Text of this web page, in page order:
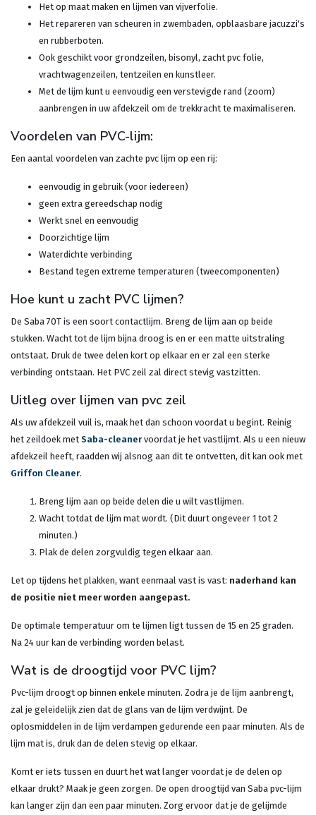
Het op maat maken en lijmen van vijverfolie.
Het repareren van scheuren in zwembaden, opblaasbare jacuzzi's
en rubberboten.
Ook geschikt voor grondzeilen, bisonyl, zacht pvc folie,
vrachtwagenzeilen, tentzeilen en kunstleer.
Met de lijm kunt u eenvoudig een verstevigde rand (zoom)
aanbrengen in uw afdekzeil om de trekkracht te maximaliseren.
Voordelen van PVC-lijm:
Een aantal voordelen van zachte pvc lijm op een rij:
eenvoudig in gebruik (voor iedereen)
geen extra gereedschap nodig
Werkt snel en eenvoudig
Doorzichtige lijm
Waterdichte verbinding
Bestand tegen extreme temperaturen (tweecomponenten)
Hoe kunt u zacht PVC lijmen?
De Saba 70T is een soort contactlijm. Breng de lijm aan op beide
stukken. Wacht tot de lijm bijna droog is en er een matte uitstraling
ontstaat. Druk de twee delen kort op elkaar en er zal een sterke
verbinding ontstaan. Het PVC zeil zal direct stevig vastzitten.
Uitleg over lijmen van pvc zeil
Als uw afdekzeil vuil is, maak het dan schoon voordat u begint. Reinig
het zeildoek met Saba-cleanervoordat je het vastlijmt. Als u een nieuw
afdekzeil heeft, raadden wij alsnog aan dit te ontvetten, dit kan ook met
Griffon Cleaner.
Breng lijm aan op beide delen die u wilt vastlijmen.
Wacht totdat de lijm mat wordt. (Dit duurt ongeveer 1 tot 2
minuten.)
Plak de delen zorgvuldig tegen elkaar aan.
Let op tijdens het plakken, want eenmaal vast is vast: naderhand kan
de positie niet meer worden aangepast.
De optimale temperatuur om te lijmen ligt tussen de 15 en 25 graden.
Na 24 uur kan de verbinding worden belast.
Wat is de droogtijd voor PVC lijm?
Pvc-lijm droogt op binnen enkele minuten. Zodra je de lijm aanbrengt,
zal je geleidelijk zien dat de glans van de lijm verdwijnt. De
oplosmiddelen in de lijm verdampen gedurende een paar minuten. Als de
lijm mat is, druk dan de delen stevig op elkaar.
Komt er iets tussen en duurt het wat langer voordat je de delen op
elkaar drukt? Maak je geen zorgen. De open droogtijd van Saba pvc-lijm
kan langer zijn dan een paar minuten. Zorg ervoor dat je de gelijmde